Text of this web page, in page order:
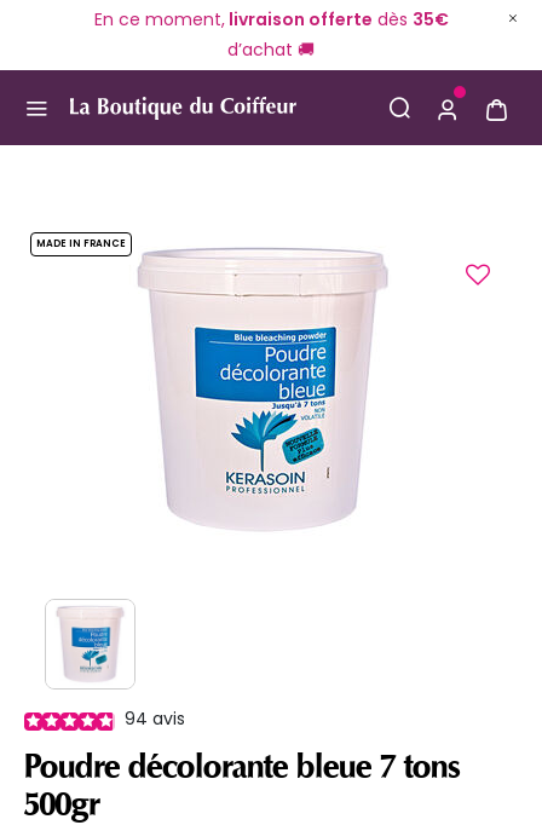
En ce moment,livraison offerte dès 35€
d’achat 🚚
MADE IN FRANCE
94 avis
Poudre décolorante bleue 7 tons
500gr